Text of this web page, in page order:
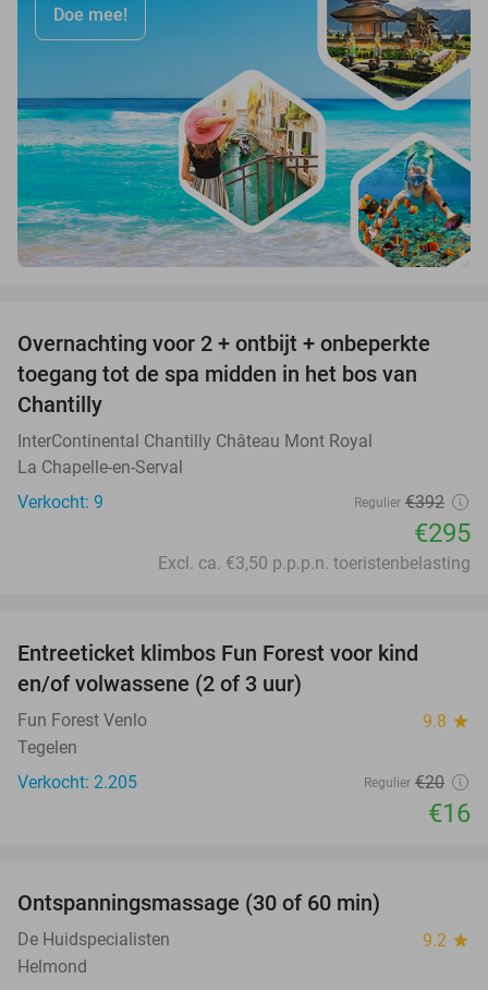
Doe mee!
25%
Overnachting voor 2 + ontbijt + onbeperkte
toegang tot de spa midden in het bos van
Chantilly
InterContinental Chantilly Château Mont Royal
La Chapelle-en-Serval
Verkocht: 9
Regulier €392
€295
Excl. ca. €3,50 p.p.p.n. toeristenbelasting
Entreeticket klimbos Fun Forest voor kind
en/of volwassene (2 of 3 uur)
Fun Forest Venlo 9.8 star
Tegelen
Verkocht: 2.205
Regulier €20
€16
Ontspanningsmassage (30 of 60 min)
De Huidspecialisten 9.2 star
Helmond